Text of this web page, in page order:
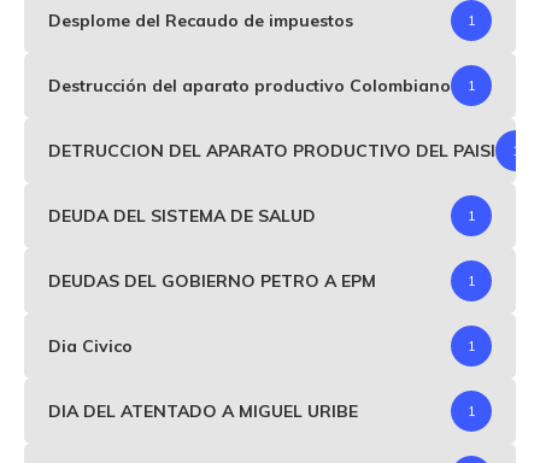
Desplome del Recaudo de impuestos 1
Destrucción del aparato productivo Colombiano 1
DETRUCCION DEL APARATO PRODUCTIVO DEL PAISI 1
DEUDA DEL SISTEMA DE SALUD 1
DEUDAS DEL GOBIERNO PETRO A EPM 1
Dia Civico 1
DIA DEL ATENTADO A MIGUEL URIBE 1